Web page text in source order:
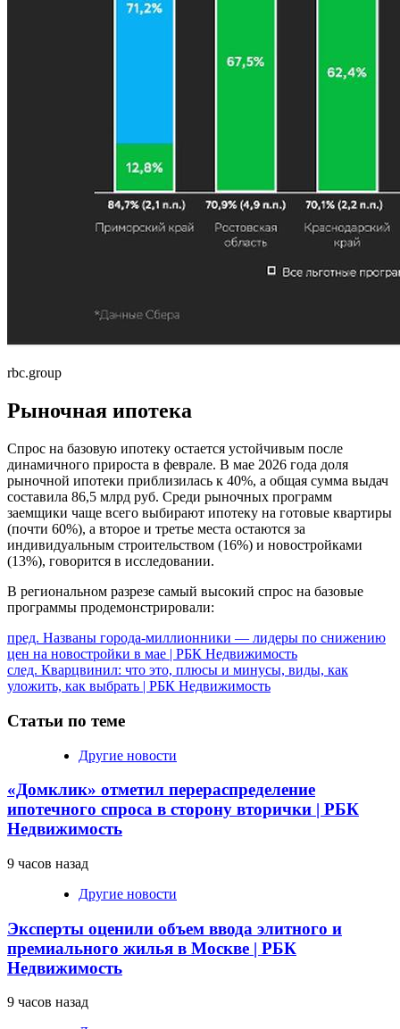
rbc.group
Рыночная ипотека
Спрос на базовую ипотеку остается устойчивым после
динамичного прироста в феврале. В мае 2026 года доля
рыночной ипотеки приблизилась к 40%, а общая сумма выдач
составила 86,5 млрд руб. Среди рыночных программ
заемщики чаще всего выбирают ипотеку на готовые квартиры
(почти 60%), а второе и третье места остаются за
индивидуальным строительством (16%) и новостройками
(13%), говорится в исследовании.
В региональном разрезе самый высокий спрос на базовые
программы продемонстрировали:
Продолжить
чтение
пред. Названы города-миллионники — лидеры по снижению
цен на новостройки в мае | РБК Недвижимость
след. Кварцвинил: что это, плюсы и минусы, виды, как
уложить, как выбрать | РБК Недвижимость
Статьи по теме
Другие новости
«Домклик» отметил перераспределение
ипотечного спроса в сторону вторички | РБК
Недвижимость
9 часов назад
Другие новости
Эксперты оценили объем ввода элитного и
премиального жилья в Москве | РБК
Недвижимость
9 часов назад